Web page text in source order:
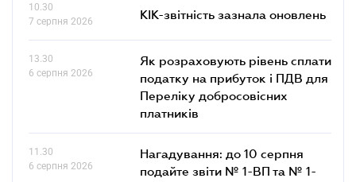
10.30
7 серпня 2026
КІК-звітність зазнала оновлень
13.30
6 серпня 2026
Як розраховують рівень сплати
податку на прибуток і ПДВ для
Переліку добросовісних
платників
11.30
6 серпня 2026
Нагадування: до 10 серпня
подайте звіти № 1-ВП та № 1-